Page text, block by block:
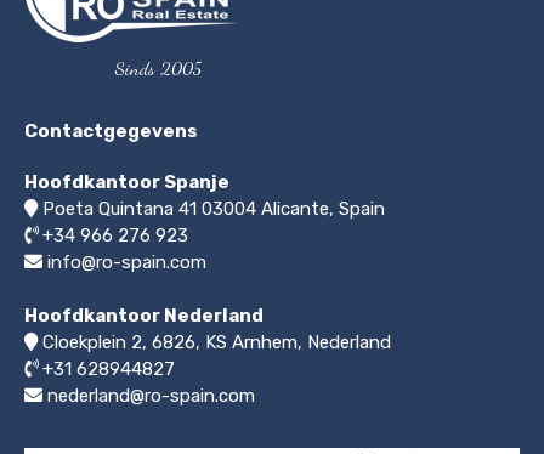
Sinds 2005
Contactgegevens
Hoofdkantoor Spanje
Poeta Quintana 41 03004 Alicante, Spain
+34 966 276 923
info@ro-spain.com
Hoofdkantoor Nederland
Cloekplein 2, 6826, KS Arnhem, Nederland
+31 628944827
nederland@ro-spain.com